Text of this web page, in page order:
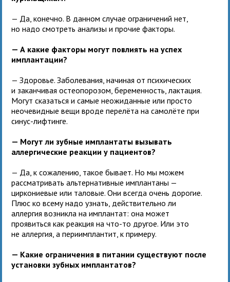
— Да, конечно. В данном случае ограничений нет,
но надо смотреть анализы и прочие факторы.
— А какие факторы могут повлиять на успех
имплантации?
— Здоровье. Заболевания, начиная от психических
и заканчивая остеопорозом, беременность, лактация.
Могут сказаться и самые неожиданные или просто
неочевидные вещи вроде перелёта на самолёте при
синус-лифтинге.
— Могут ли зубные имплантаты вызывать
аллергические реакции у пациентов?
— Да, к сожалению, такое бывает. Но мы можем
рассматривать альтернативные имплантаны —
циркониевые или таловые. Они всегда очень дорогие.
Плюс ко всему надо узнать, действительно ли
аллергия возникла на имплантат: она может
проявиться как реакция на что-то другое. Или это
не аллергия, а периимплантит, к примеру.
— Какие ограничения в питании существуют после
установки зубных имплантатов?